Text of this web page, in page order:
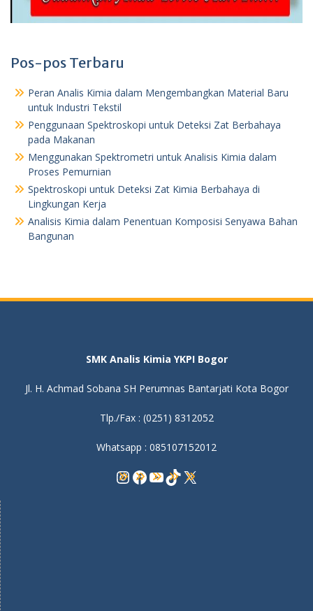
Pos-pos Terbaru
Peran Analis Kimia dalam Mengembangkan Material Baru
untuk Industri Tekstil
Penggunaan Spektroskopi untuk Deteksi Zat Berbahaya
pada Makanan
Menggunakan Spektrometri untuk Analisis Kimia dalam
Proses Pemurnian
Spektroskopi untuk Deteksi Zat Kimia Berbahaya di
Lingkungan Kerja
Analisis Kimia dalam Penentuan Komposisi Senyawa Bahan
Bangunan
SMK Analis Kimia YKPI Bogor
Jl. H. Achmad Sobana SH Perumnas Bantarjati Kota Bogor
Tlp./Fax : (0251) 8312052
Whatsapp : 085107152012
Instagram
Facebook
YouTube
TikTok
X